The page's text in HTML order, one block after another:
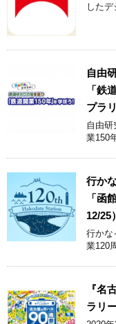
したデ
自由
「鉄
プラ
自由研
業150
行か
「函
12/25）
行かな
業120
『名
ラリ